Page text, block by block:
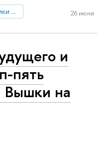
Центр стратегической аналитики и больших данных
26 июня
и
пять
на